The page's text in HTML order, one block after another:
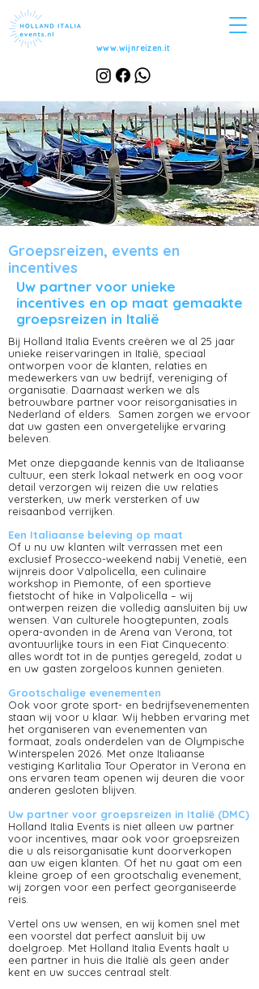
www.wijnreizen.it
Groepsreizen, events en
incentives
Uw partner voor unieke
incentives en op maat gemaakte
groepsreizen in Italië
Bij Holland Italia Events creëren we al 25 jaar
unieke reiservaringen in Italië, speciaal
ontworpen voor de klanten, relaties en
medewerkers van uw bedrijf, vereniging of
organisatie. Daarnaast werken we als
betrouwbare partner voor reisorganisaties in
Nederland of elders. Samen zorgen we ervoor
dat uw gasten een onvergetelijke ervaring
beleven.
Met onze diepgaande kennis van de Italiaanse
cultuur, een sterk lokaal netwerk en oog voor
detail verzorgen wij reizen die uw relaties
versterken, uw merk versterken of uw
reisaanbod verrijken.
Een Italiaanse beleving op maat
Of u nu uw klanten wilt verrassen met een
exclusief Prosecco-weekend nabij Venetië, een
wijnreis door Valpolicella, een culinaire
workshop in Piemonte, of een sportieve
fietstocht of hike in Valpolicella – wij
ontwerpen reizen die volledig aansluiten bij uw
wensen. Van culturele hoogtepunten, zoals
opera-avonden in de Arena van Verona, tot
avontuurlijke tours in een Fiat Cinquecento:
alles wordt tot in de puntjes geregeld, zodat u
en uw gasten zorgeloos kunnen genieten.
Grootschalige evenementen
Ook voor grote sport- en bedrijfsevenementen
staan wij voor u klaar. Wij hebben ervaring met
het organiseren van evenementen van
formaat, zoals onderdelen van de Olympische
Winterspelen 2026. Met onze Italiaanse
vestiging Karlitalia Tour Operator in Verona en
ons ervaren team openen wij deuren die voor
anderen gesloten blijven.
Uw partner voor groepsreizen in Italië (DMC)
Holland Italia Events is niet alleen uw partner
voor incentives, maar ook voor groepsreizen
die u als reisorganisatie kunt doorverkopen
aan uw eigen klanten. Of het nu gaat om een
kleine groep of een grootschalig evenement,
wij zorgen voor een perfect georganiseerde
reis.
Vertel ons uw wensen, en wij komen snel met
een voorstel dat perfect aansluit bij uw
doelgroep. Met Holland Italia Events haalt u
een partner in huis die Italië als geen ander
kent en uw succes centraal stelt.